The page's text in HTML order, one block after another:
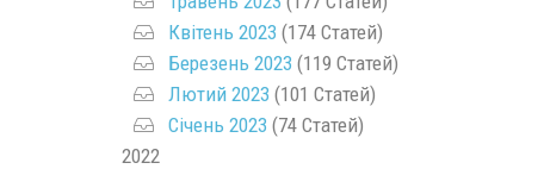
Квітень 2023 (174 Статей)
Березень 2023 (119 Статей)
Лютий 2023 (101 Статей)
Січень 2023 (74 Статей)
2022